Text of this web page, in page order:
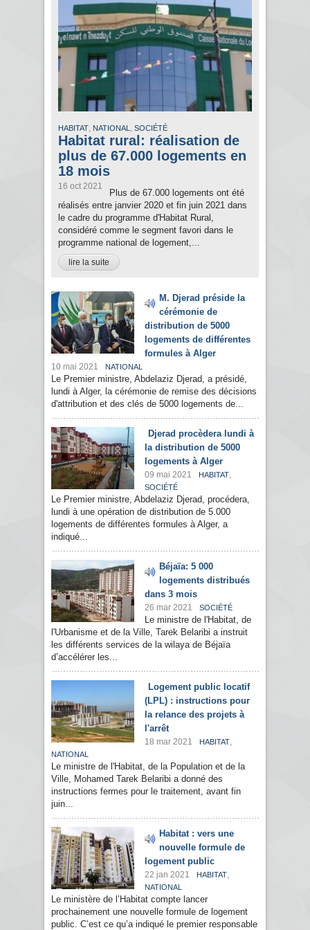
HABITAT, NATIONAL , SOCIÉTÉ
Habitat rural: réalisation de
plus de 67.000 logements en
18 mois
16 oct 2021
Plus de 67.000 logements ont été
réalisés entre janvier 2020 et fin juin 2021 dans
le cadre du programme d'Habitat Rural,
considéré comme le segment favori dans le
programme national de logement,...
lire la suite
M. Djerad préside la
cérémonie de
distribution de 5000
logements de différentes
formules à Alger
10 mai 2021 NATIONAL
Le Premier ministre, Abdelaziz Djerad, a présidé,
lundi à Alger, la cérémonie de remise des décisions
d'attribution et des clés de 5000 logements de...
Djerad procèdera lundi à
la distribution de 5000
logements à Alger
09 mai 2021 HABITAT,
SOCIÉTÉ
Le Premier ministre, Abdelaziz Djerad, procédera,
lundi à une opération de distribution de 5.000
logements de différentes formules à Alger, a
indiqué...
Béjaïa: 5 000
logements distribués
dans 3 mois
26 mar 2021 SOCIÉTÉ
Le ministre de l'Habitat, de
l'Urbanisme et de la Ville, Tarek Belaribi a instruit
les différents services de la wilaya de Béjaïa
d’accélérer les...
Logement public locatif
(LPL) : instructions pour
la relance des projets à
l'arrêt
18 mar 2021 HABITAT,
NATIONAL
Le ministre de l'Habitat, de la Population et de la
Ville, Mohamed Tarek Belaribi a donné des
instructions fermes pour le traitement, avant fin
juin...
Habitat : vers une
nouvelle formule de
logement public
22 jan 2021 HABITAT,
NATIONAL
Le ministère de l’Habitat compte lancer
prochainement une nouvelle formule de logement
public. C’est ce qu’a indiqué le premier responsable